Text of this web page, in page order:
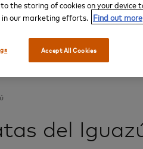
Descripción general del
del
the storing of cookies on your device
in our marketing efforts. Find out more
Accept All Cookies